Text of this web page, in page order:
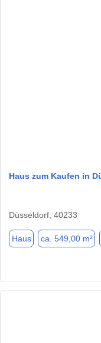
Haus zum Kaufen in
Düsseldorf, 40233
Haus ca. 549,00 m²